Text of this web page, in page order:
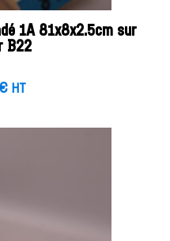
1A 81x8x2.5cm sur
B22
€ HT